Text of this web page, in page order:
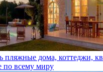
пляжные дома, коттеджи,
по всему миру